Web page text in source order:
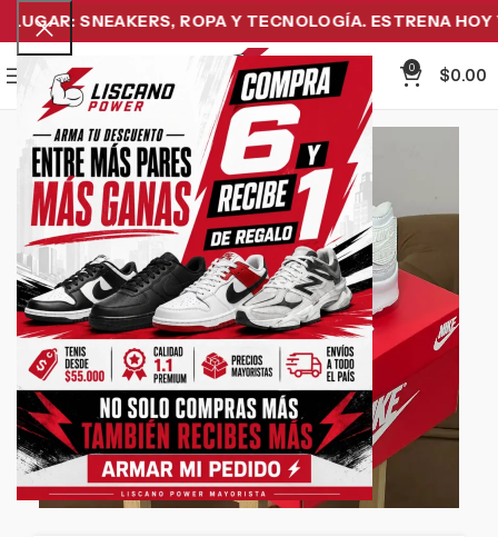
SNEAKERS, ROPA Y TECNOLOGÍA. ESTRENA HOY Y
Menu
0
$0.00
-21%
Click to enlarge